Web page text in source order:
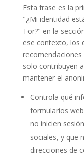
Esta frase es la
"¿Mi identidad
Tor?" en la
ese contexto, los
solo contribuyen
mantener el
Controla qué
formularios
no inicien
sociales, y que
direcciones de